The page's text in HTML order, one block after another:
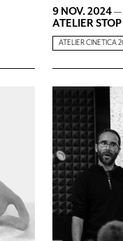
9 NOV. 2024
ATELIER
ATELIER CINETICA